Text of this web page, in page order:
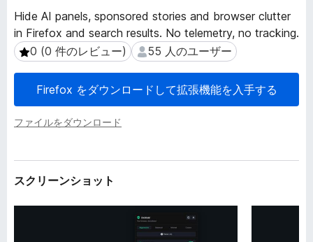
ウ
ザ
ー
ア
オ
Hide AI panels, sponsored stories and browser clutter
in Firefox and search results. No telemetry, no tracking.
0 (0 件のレビュー)
0 (0 件のレビュー) 55 人のユーザー
55 人のユーザー
Firefox をダウンロードして拡張機能を入手する
ファイルをダウンロード
デ
ー
タ
スクリーンショット